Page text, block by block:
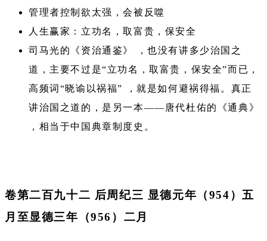
管理者控制欲太强，会被反噬
人生赢家：立功名，取富贵，保安全
司马光的《资治通鉴》 ，也没有讲多少治国之
道，主要不过是“立功名，取富贵，保安全”而已，
高频词“晓谕以祸福” ，就是如何避祸得福。真正
讲治国之道的，是另一本——唐代杜佑的《通典》
，相当于中国典章制度史。
卷第二百九十二 后周纪三 显德元年（954）五
月至显德三年（956）二月